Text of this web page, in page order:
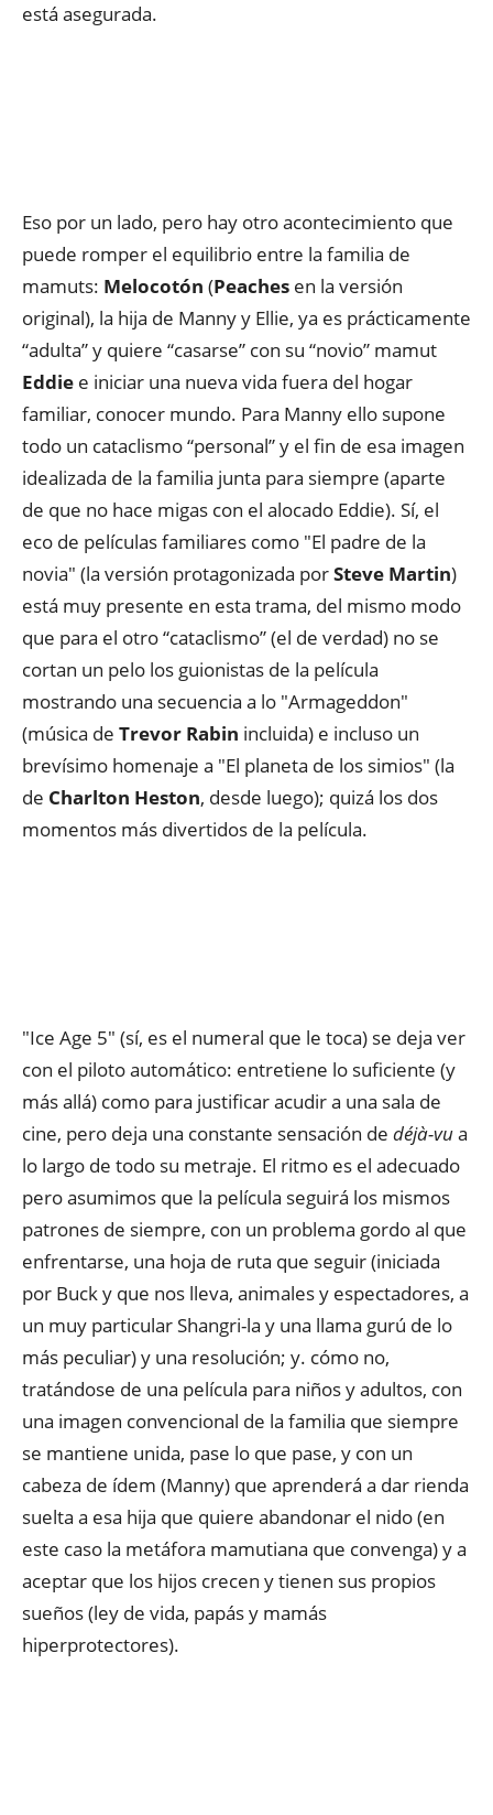
está asegurada.
Eso por un lado, pero hay otro acontecimiento que
puede romper el equilibrio entre la familia de
mamuts: Melocotón (Peaches en la versión
original), la hija de Manny y Ellie, ya es prácticamente
“adulta” y quiere “casarse” con su “novio” mamut
Eddie e iniciar una nueva vida fuera del hogar
familiar, conocer mundo. Para Manny ello supone
todo un cataclismo “personal” y el fin de esa imagen
idealizada de la familia junta para siempre (aparte
de que no hace migas con el alocado Eddie). Sí, el
eco de películas familiares como "El padre de la
novia" (la versión protagonizada porSteve Martin)
está muy presente en esta trama, del mismo modo
que para el otro “cataclismo” (el de verdad) no se
cortan un pelo los guionistas de la película
mostrando una secuencia a lo "Armageddon"
(música de Trevor Rabin incluida) e incluso un
brevísimo homenaje a "El planeta de los simios" (la
de Charlton Heston, desde luego); quizá los dos
momentos más divertidos de la película.
"Ice Age 5" (sí, es el numeral que le toca) se deja ver
con el piloto automático: entretiene lo suficiente (y
más allá) como para justificar acudir a una sala de
cine, pero deja una constante sensación de déjà-vua
lo largo de todo su metraje. El ritmo es el adecuado
pero asumimos que la película seguirá los mismos
patrones de siempre, con un problema gordo al que
enfrentarse, una hoja de ruta que seguir (iniciada
por Buck y que nos lleva, animales y espectadores, a
un muy particular Shangri-la y una llama gurú de lo
más peculiar) y una resolución; y. cómo no,
tratándose de una película para niños y adultos, con
una imagen convencional de la familia que siempre
se mantiene unida, pase lo que pase, y con un
cabeza de ídem (Manny) que aprenderá a dar rienda
suelta a esa hija que quiere abandonar el nido (en
este caso la metáfora mamutiana que convenga) y a
aceptar que los hijos crecen y tienen sus propios
sueños (ley de vida, papás y mamás
hiperprotectores).